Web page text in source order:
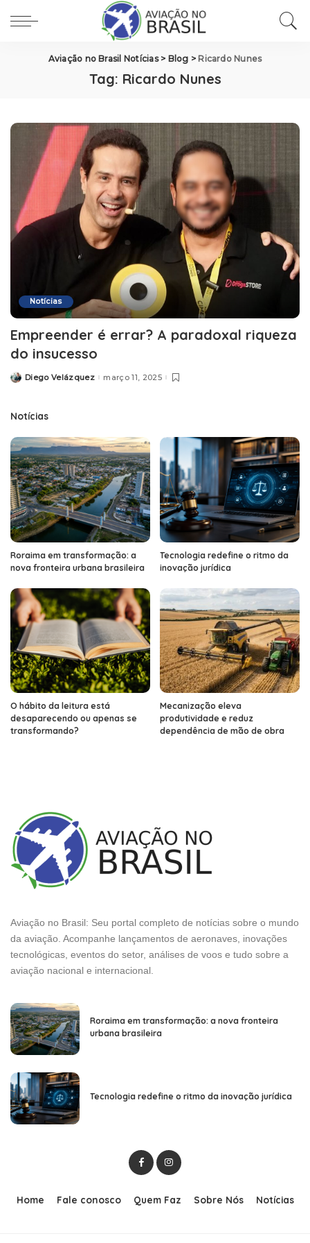
Aviação no Brasil Notícias> Blog > Ricardo Nunes
Tag: Ricardo Nunes
Notícias
Empreender é errar? A paradoxal riqueza
do insucesso
PostedDiego Velázquez março 11, 2025
Notícias
Roraima em transformação: a
nova fronteira urbana brasileira
Tecnologia redefine o ritmo da
inovação jurídica
O hábito da leitura está
desaparecendo ou apenas se
transformando?
Mecanização eleva
produtividade e reduz
dependência de mão de obra
Aviação no Brasil: Seu portal completo de notícias sobre o mundo
da aviação. Acompanhe lançamentos de aeronaves, inovações
tecnológicas, eventos do setor, análises de voos e tudo sobre a
aviação nacional e internacional.
Roraima em transformação: a nova fronteira
urbana brasileira
Tecnologia redefine o ritmo da inovação jurídica
Home Fale conosco Quem Faz Sobre Nós Notícias